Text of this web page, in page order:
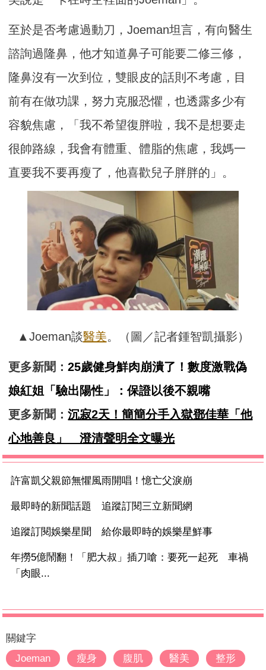
至於是否考慮過動刀，Joeman坦言，有向醫生
諮詢過隆鼻，他才知道鼻子可能要二修三修，
隆鼻沒有一次到位，雙眼皮的話則不考慮，目
前有在做功課，努力克服恐懼，也透露多少有
容貌焦慮，「我不希望復胖啦，我不是想要走
很帥路線，我會有體重、體脂的焦慮，我媽一
直要我不要再瘦了，他喜歡兒子胖胖的」。
▲Joeman談醫美。（圖／記者鍾智凱攝影）
更多新聞：25歲健身鮮肉崩潰了！數度激戰偽
娘紅姐「驗出陽性」：保證以後不親嘴
更多新聞：沉寂2天！簡簡分手入獄鄧佳華「他
心地善良」 澄清聲明全文曝光
許富凱父親節無懼風雨開唱！憶亡父淚崩
最即時的新聞話題 追蹤訂閱三立新聞網
追蹤訂閱娛樂星聞 給你最即時的娛樂星鮮事
年撈5億鬧翻！「肥大叔」插刀嗆：要死一起死 車禍
「肉眼...
關鍵字
Joeman
瘦身 腹肌 醫美 整形